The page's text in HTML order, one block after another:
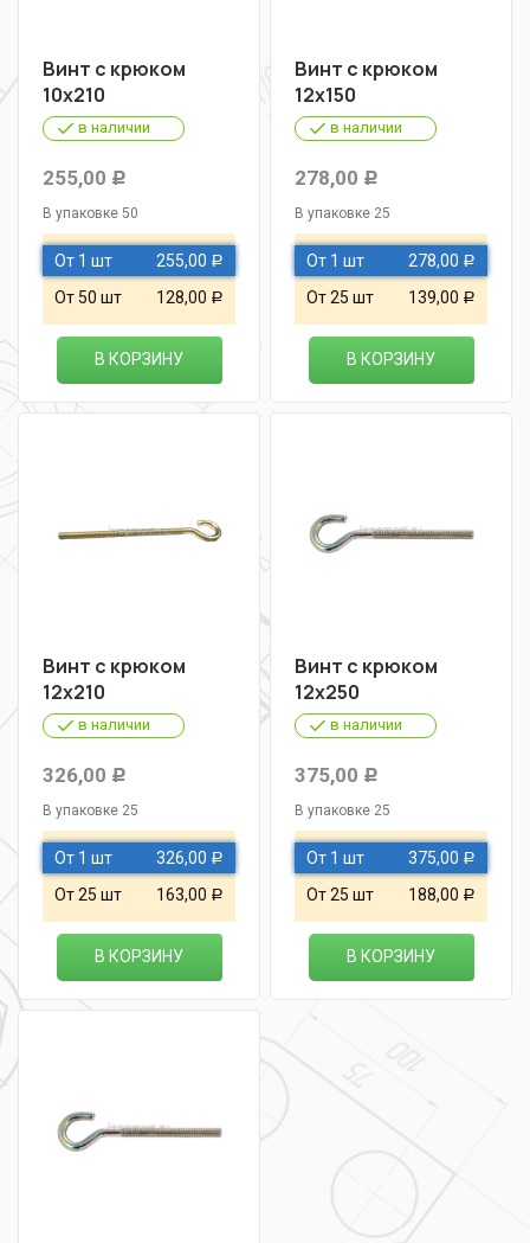
Винт с крюком
10х210
в наличии
255,00 Р
В упаковке 50
От 1 шт 255,00 Р
От 50 шт 128,00 Р
В КОРЗИНУ
Винт с крюком
12х150
в наличии
278,00 Р
В упаковке 25
От 1 шт 278,00 Р
От 25 шт 139,00 Р
В КОРЗИНУ
Винт с крюком
12х210
в наличии
326,00 Р
В упаковке 25
От 1 шт 326,00 Р
От 25 шт 163,00 Р
В КОРЗИНУ
Винт с крюком
12х250
в наличии
375,00 Р
В упаковке 25
От 1 шт 375,00 Р
От 25 шт 188,00 Р
В КОРЗИНУ